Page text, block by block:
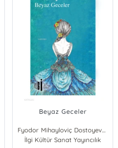
Beyaz Geceler
Fyodor Mihayloviç Dostoyevski
İlgi Kültür Sanat Yayıncılık